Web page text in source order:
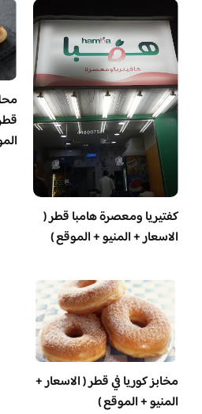
‏كفتيريا ومعصرة هامبا قطر (
الاسعار + المنيو + الموقع )
مخابز كوريا في قطر ( الاسعار +
المنيو + الموقع )